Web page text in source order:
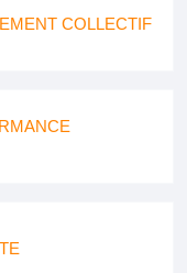
COLLECTIF